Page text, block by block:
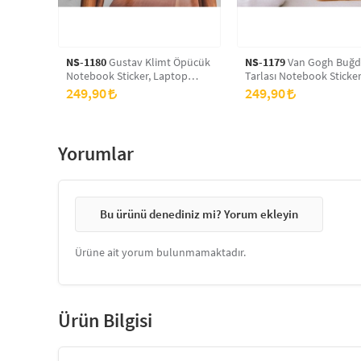
NS-1180Gustav Klimt Öpücük
Notebook Sticker, Laptop
sticker,, Hp Sticker, Asus
Sticker, 15.6 inç Sticker
249,90
NS-1179Van Gogh
Tarlası Notebook
Laptop sticker,, Hp
Asus Sticker, 15.6 inç
249,90
Yorumlar
Bu ürünü denediniz mi? Yorum ekleyin
Ürüne ait yorum bulunmamaktadır.
Ürün Bilgisi